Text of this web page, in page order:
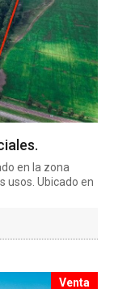
en la zona
usos. Ubicado en
Venta